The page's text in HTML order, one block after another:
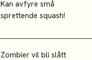
Kan avfyre små
sprettende squash!
Zombier vil bli slått